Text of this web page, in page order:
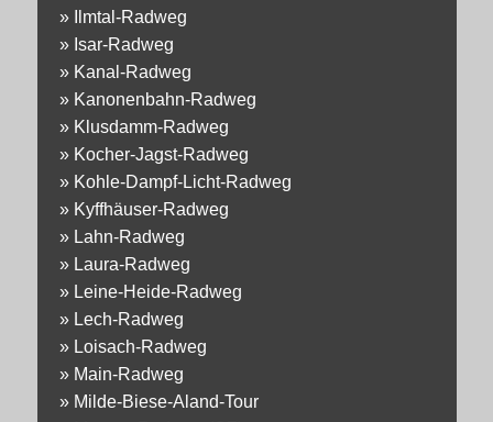
»
Ilmtal-Radweg
» Isar-Radweg
» Kanal-Radweg
» Kanonenbahn-Radweg
» Klusdamm-Radweg
» Kocher-Jagst-Radweg
» Kohle-Dampf-Licht-Radweg
» Kyffhäuser-Radweg
» Lahn-Radweg
» Laura-Radweg
» Leine-Heide-Radweg
» Lech-Radweg
» Loisach-Radweg
» Main-Radweg
» Milde-Biese-Aland-Tour